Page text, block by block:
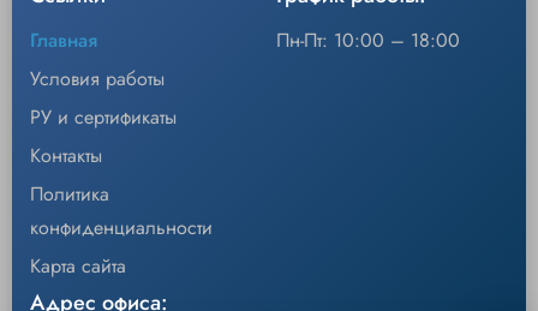
Кол-во Добавить
Главная
Условия работы
РУ и сертификаты
Контакты
Политика
конфиденциальности
Карта сайта
Пн-Пт: 10:00 – 18:00
Адрес офиса: